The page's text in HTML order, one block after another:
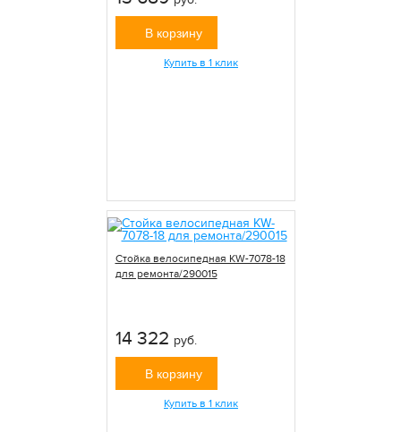
В корзину
Купить в 1 клик
Стойка велосипедная KW-7078-18
для ремонта/290015
14 322 руб.
В корзину
Купить в 1 клик